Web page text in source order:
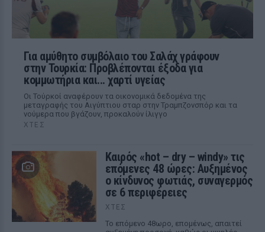
Για αμύθητο συμβόλαιο του Σαλάχ γράφουν
στην Τουρκία: Προβλέπονται έξοδα για
κομμωτήρια και... χαρτί υγείας
Οι Τούρκοί αναφέρουν τα οικονομικά δεδομένα της
μεταγραφής του Αιγύπτιου σταρ στην Τραμπζονσπόρ και τα
νούμερα που βγάζουν, προκαλούν ίλιγγο
ΧΤΕΣ
Καιρός «hot – dry – windy» τις
επόμενες 48 ώρες: Αυξημένος
ο κίνδυνος φωτιάς, συναγερμός
σε 6 περιφέρειες
ΧΤΕΣ
Το επόμενο 48ωρο, επομένως, απαιτεί